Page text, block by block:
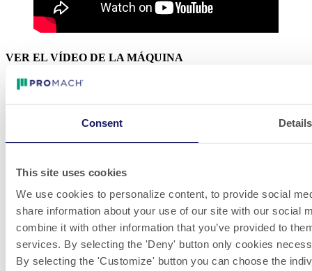
Consent Details
This site uses cookies
We use cookies to personalize content, to provide social
share information about your use of our site with our social
combine it with other information that you’ve provided to
services. By selecting the 'Deny' button only cookies
By selecting the 'Customize' button you can choose the
VER EL VÍDEO DE LA MÁQUINA
Whistleblowing
rendimiento, flexibles y personalizables, inspiradas en la innovación
del diseño. La empresa tiene un alcance global y satisface las
necesidades de producción de clientes de todo el mundo en muchos
mercados diferentes.
¡Ven a trabajar con nosotros! Siempre estamos buscando
grandes talentos para unirnos a nuestros equipos.
VER VACANTES